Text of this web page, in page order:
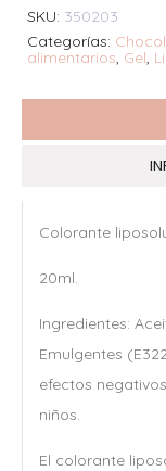
SKU: 350203
Categorías:
alimentarios, Gel,
Colorante
20ml.
Ingredientes:
Emulgentes
efectos
niños.
El colorante